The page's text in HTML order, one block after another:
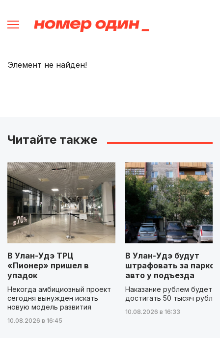
Элемент не найден!
Читайте также
В Улан-Удэ ТРЦ
«Пионер» пришел в
упадок
Некогда амбициозный проект
сегодня вынужден искать
новую модель развития
10.08.2026 в 16:45
В Улан-Удэ будут
штрафовать за
авто у подъезда
Наказание рублем будет
достигать 50 тысяч
10.08.2026 в 16:33